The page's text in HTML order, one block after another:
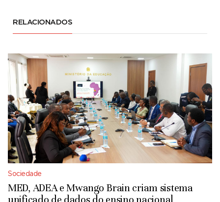
RELACIONADOS
Sociedade
MED, ADEA e Mwango Brain criam sistema